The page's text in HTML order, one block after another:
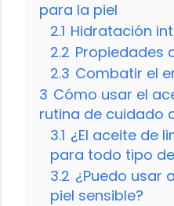
para la piel
2.1 Hidratación
2.2 Propiedades
2.3 Combatir el
3 Cómo usar el
rutina de cuidado
3.1 ¿El aceite de
para todo tipo
3.2 ¿Puedo usar
piel sensible?